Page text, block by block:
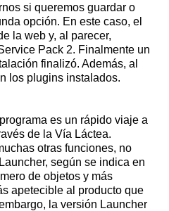
si queremos guardar o
opción. En este caso, el
la web y, al parecer,
Pack 2. Finalmente un
finalizó. Además, al
los plugins instalados.
es un rápido viaje a
de la Vía Láctea.
otras funciones, no
según se indica en
de objetos y más
apetecible al producto que
la versión Launcher